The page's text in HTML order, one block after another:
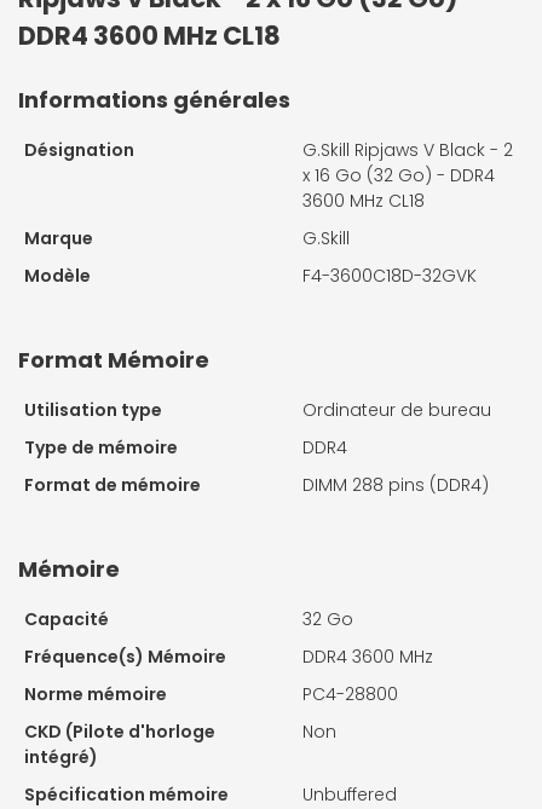
DDR4 3600 MHz CL18
Informations générales
Désignation
G.Skill Ripjaws V Black - 2
x 16 Go (32 Go) - DDR4
3600 MHz CL18
Marque
G.Skill
Modèle
F4-3600C18D-32GVK
Format Mémoire
Utilisation type
Ordinateur de bureau
Type de mémoire
DDR4
Format de mémoire
DIMM 288 pins (DDR4)
Mémoire
Capacité
32 Go
Fréquence(s) Mémoire
DDR4 3600 MHz
Norme mémoire
PC4-28800
CKD (Pilote d'horloge
intégré)
Non
Spécification mémoire
Unbuffered